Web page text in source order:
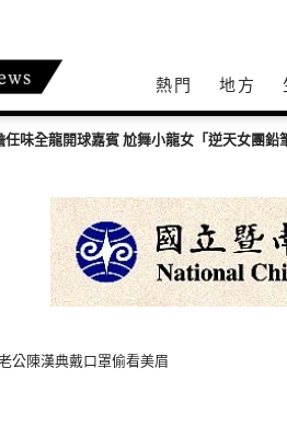
熱門 地方
任味全龍開球嘉賓 尬舞小龍女「逆天女團鉛
公陳漢典戴口罩偷看美眉